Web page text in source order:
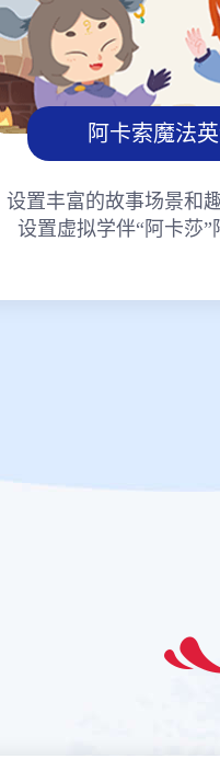
阿卡索魔法
设置丰富的故事场景和
设置虚拟学伴“阿卡莎”